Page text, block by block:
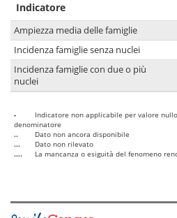
Indicatore
Ampiezza media delle famiglie
Incidenza famiglie senza nuclei
Incidenza famiglie con due o più
nuclei
-
Indicatore non applicabile per valore
denominatore
..
Dato non ancora disponibile
...
Dato non rilevato
....
La mancanza o esiguità del fenomeno